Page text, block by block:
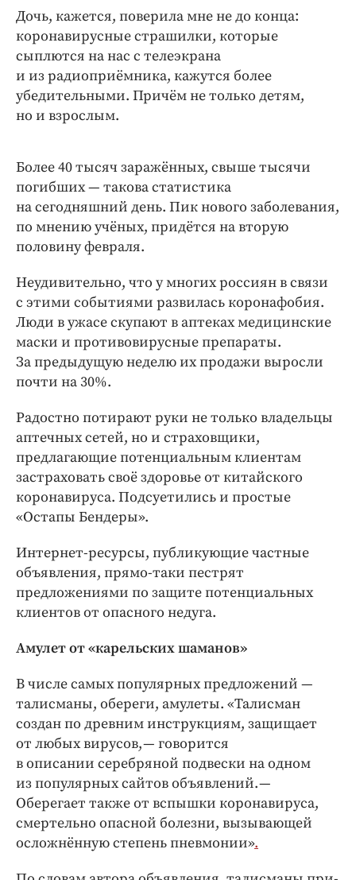
Дочь, кажется, поверила мне не до конца:
коронавирусные страшилки, которые
сыплются на нас с телеэкрана
и из радиоприёмника, кажутся более
убедительными. Причём не только детям,
но и взрослым.
Более 40 тысяч заражённых, свыше тысячи
погибших — ​такова статистика
на сегодняшний день. Пик нового заболевания,
по мнению учёных, придётся на вторую
половину февраля.
Неудивительно, что у многих россиян в связи
с этими событиями развилась коронафобия.
Люди в ужасе скупают в аптеках медицинские
маски и противовирусные препараты.
За предыдущую неделю их продажи выросли
почти на 30%.
Радостно потирают руки не только владельцы
аптечных сетей, но и страховщики,
предлагающие потенциальным клиентам
застраховать своё здоровье от китайского
коронавируса. Подсуетились и простые
«Остапы Бендеры».
Интернет-­ресурсы, публикующие частные
объявления, прямо-таки пестрят
предложениями по защите потенциальных
клиентов от опасного недуга.
Амулет от «карельских шаманов»
В числе самых популярных предложений — ​
талисманы, обереги, амулеты. «Талисман
создан по древним инструкциям, защищает
от любых вирусов, — ​говорится
в описании серебряной подвески на одном
из популярных сайтов объявлений. — ​
Оберегает также от вспышки коронавируса,
смертельно опасной болезни, вызывающей
осложнённую степень пневмонии».